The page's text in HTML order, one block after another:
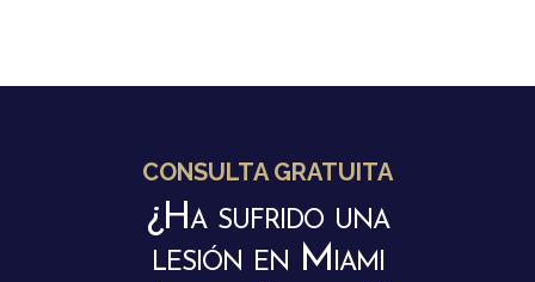
CONSULTA GRATUITA
¿Ha sufrido una
lesión en Miami